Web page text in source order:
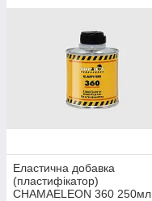
Еластична добавка
(пластифікатор)
CHAMAELEON 360 250мл